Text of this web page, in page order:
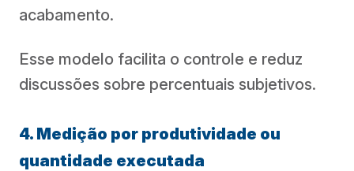
acabamento.
Esse modelo facilita o controle e reduz
discussões sobre percentuais subjetivos.
4. Medição por produtividade ou
quantidade executada